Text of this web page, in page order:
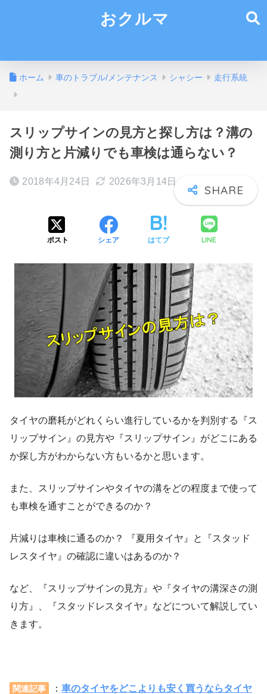
おクルマ
ホーム 車のトラブル/メンテナンス シャシー 走行系統
スリップサインの見方と探し方は？溝の
測り方と片減りでも車検は通らない？
2018年4月24日 2026年3月14日
ポスト シェア はてブ LINE
タイヤの磨耗がどれくらい進行しているかを判別する『ス
リップサイン』の見方や『スリップサイン』がどこにある
か探し方がわからない方もいるかと思います。
また、スリップサインやタイヤの溝をどの程度まで使って
も車検を通すことができるのか？
片減りは車検に通るのか？ 『夏用タイヤ』と『スタッド
レスタイヤ』の確認に違いはあるのか？
など、『スリップサインの見方』や『タイヤの溝深さの測
り方』、『スタッドレスタイヤ』などについて解説してい
きます。
関連記事 ： 車のタイヤをどこよりも安く買うならタイヤ